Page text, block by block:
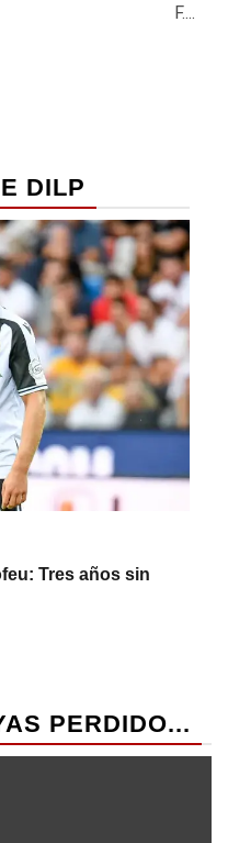
F....
DILP
Tres años sin
PERDIDO...